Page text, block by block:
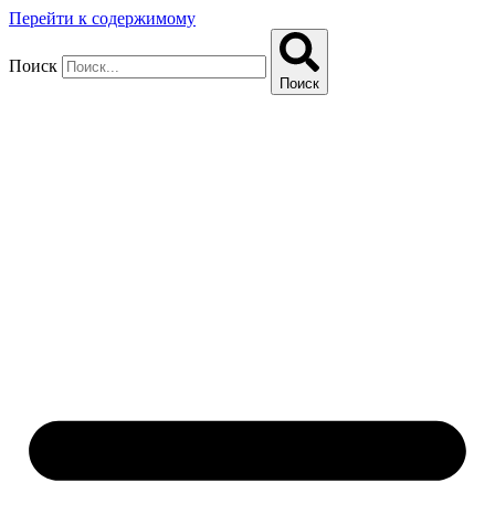
Перейти к содержимому
Поиск
Поиск